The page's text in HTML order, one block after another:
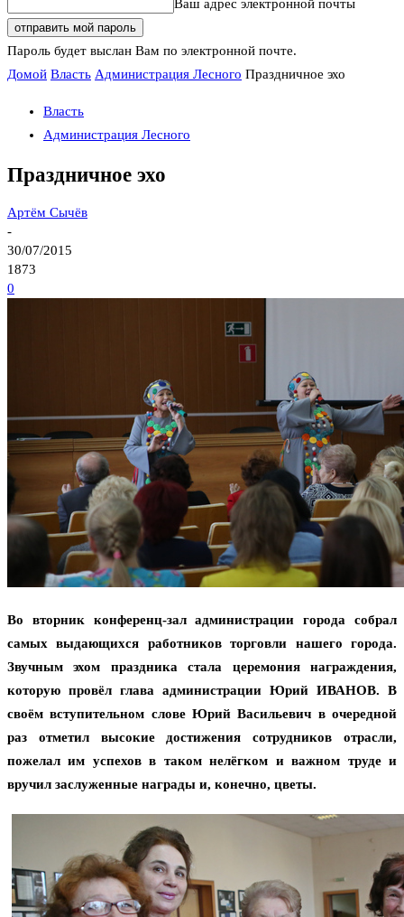
Ваш адрес электронной почты
Пароль будет выслан Вам по электронной почте.
Домой Власть Администрация Лесного Праздничное эхо
Власть
Администрация Лесного
Праздничное эхо
Артём Сычёв
-
30/07/2015
1873
0
Во вторник конференц-зал администрации города собрал
самых выдающихся работников торговли нашего города.
Звучным эхом праздника стала церемония награждения,
которую провёл глава администрации Юрий ИВАНОВ. В
своём вступительном слове Юрий Васильевич в очередной
раз отметил высокие достижения сотрудников отрасли,
пожелал им успехов в таком нелёгком и важном труде и
вручил заслуженные награды и, конечно, цветы.